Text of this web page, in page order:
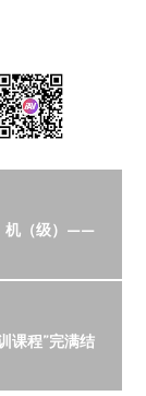
机（级）——
课程”完满结